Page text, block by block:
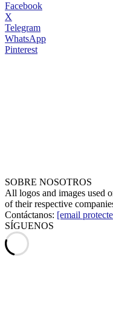
Facebook
X
Telegram
WhatsApp
Pinterest
SOBRE NOSOTROS
All logos and images used
of their respective
Contáctanos: [email
SÍGUENOS